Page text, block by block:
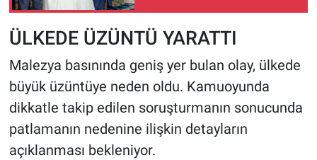
ÜLKEDE ÜZÜNTÜ YARATTI
Malezya basınında geniş yer bulan olay, ülkede
büyük üzüntüye neden oldu. Kamuoyunda
dikkatle takip edilen soruşturmanın sonucunda
patlamanın nedenine ilişkin detayların
açıklanması bekleniyor.